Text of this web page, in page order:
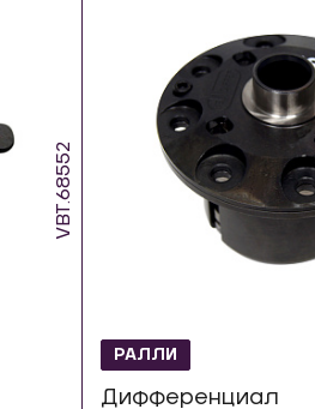
VBT.68552
РАЛЛИ
Дифференциал